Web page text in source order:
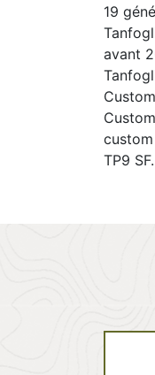
19
avant
TP9 SF.